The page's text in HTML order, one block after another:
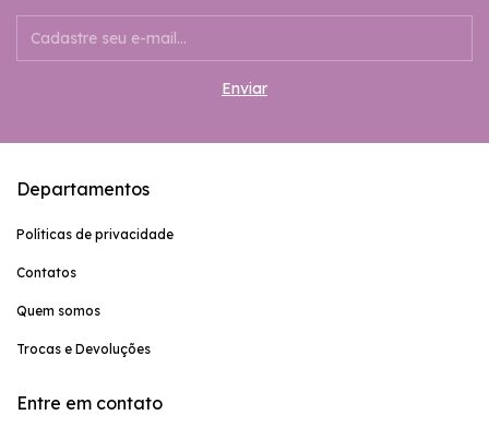
Departamentos
Políticas de privacidade
Contatos
Quem somos
Trocas e Devoluções
Entre em contato